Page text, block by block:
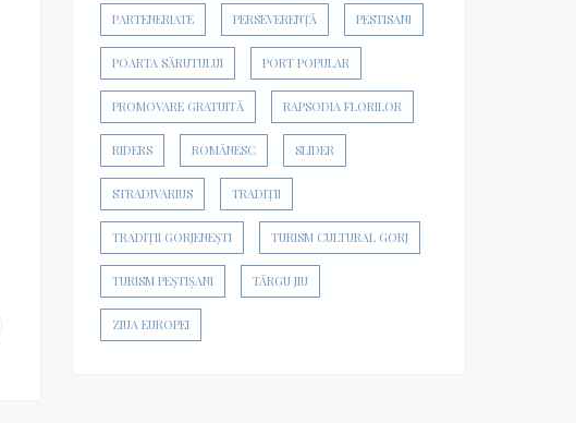
PARTENERIATE PERSEVERENȚĂ PESTISANI
POARTA SĂRUTULUI PORT POPULAR
PROMOVARE GRATUITĂ RAPSODIA FLORILOR
RIDERS ROMÂNESC SLIDER
STRADIVARIUS TRADIȚII
TRADIȚII GORJENEȘTI TURISM CULTURAL GORJ
TURISM PEȘTIȘANI TÂRGU JIU
ZIUA EUROPEI